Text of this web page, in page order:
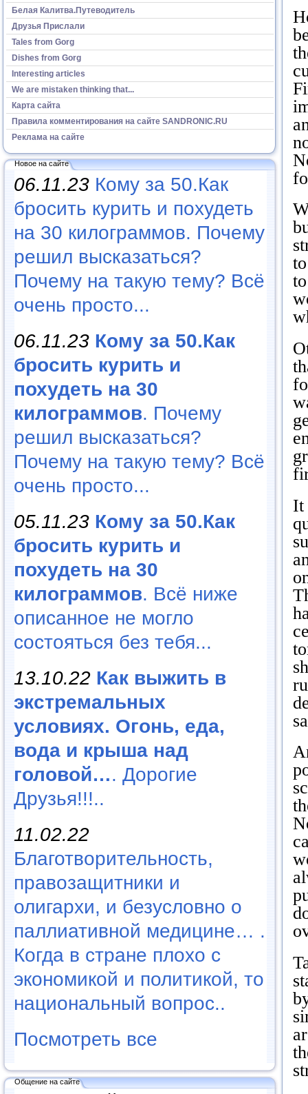
Белая Калитва.Путеводитель
Друзья Прислали
Tales from Gorg
Dishes from Gorg
Interesting articles
We are mistaken thinking that...
Карта сайта
Правила комментирования на сайте SANDRONIC.RU
Реклама на сайте
Новое на сайте
06.11.23 Кому за 50.Как
бросить курить и похудеть
на 30 килограммов. Почему
решил высказаться?
Почему на такую тему? Всё
очень просто...
06.11.23 Кому за 50.Как
бросить курить и
похудеть на 30
килограммов. Почему
решил высказаться?
Почему на такую тему? Всё
очень просто...
05.11.23 Кому за 50.Как
бросить курить и
похудеть на 30
килограммов. Всё ниже
описанное не могло
состояться без тебя...
13.10.22 Как выжить в
экстремальных
условиях. Огонь, еда,
вода и крыша над
головой…. Дорогие
Друзья!!!..
11.02.22
Благотворительность,
правозащитники и
олигархи, и безусловно о
паллиативной медицине… .
Когда в стране плохо с
экономикой и политикой, то
национальный вопрос..
Посмотреть все
Общение на сайте
It